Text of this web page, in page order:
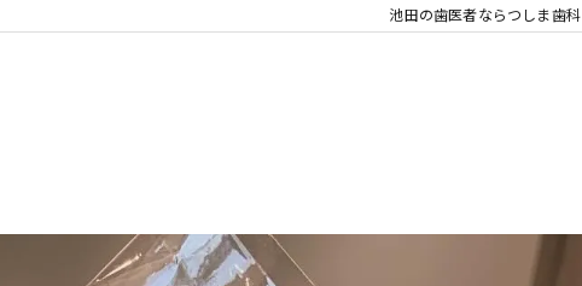
⼊れ⻭
池田の歯医者ならつしま歯科